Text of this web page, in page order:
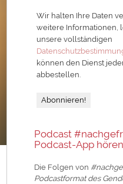
Wir halten Ihre Daten
weitere Informationen,
unsere vollständigen
können den Dienst
abbestellen.
Podcast
Podcast-App hören
Die Folgen von
Podcastformat des